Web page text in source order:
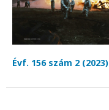
Évf. 156 szám 2 (2023)